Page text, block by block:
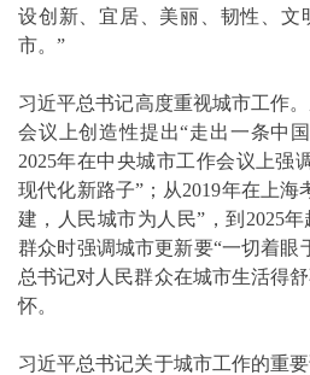
设创新、宜居、美丽、韧性、文
市。”
习近平总书记高度重视城市工作
会议上创造性提出“走出一条中
2025年在中央城市工作会议上强
现代化新路子”；从2019年在上海
建，人民城市为人民”，到2025
群众时强调城市更新要“一切着
总书记对人民群众在城市生活得
怀。
习近平总书记关于城市工作的重